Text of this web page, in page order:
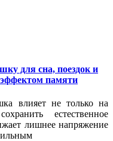
для сна, поездок и
памяти
влияет не только на
естественное
лишнее напряжение